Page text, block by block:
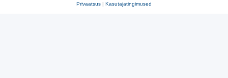
Privaatsus | Kasutajatingimused